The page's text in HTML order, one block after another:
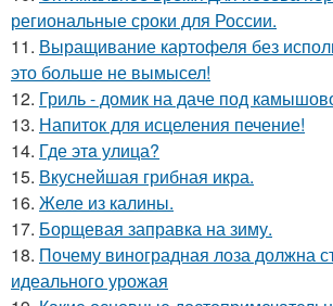
региональные сроки для России.
11. Выращивание картофеля без
это больше не вымысел!
12. Гриль - домик на даче под
13. Напиток для исцеления печение!
14. Где этa улица?
15. Вкуснейшая грибная икра.
16. Желе из калины.
17. Борщевая заправка на зиму.
18. Почему виноградная лоза должна
идеального урожая